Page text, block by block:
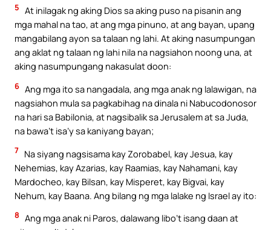
5 At inilagak ng aking Dios sa aking puso na pisanin ang
mga mahal na tao, at ang mga pinuno, at ang bayan, upang
mangabilang ayon sa talaan ng lahi. At aking nasumpungan
ang aklat ng talaan ng lahi nila na nagsiahon noong una, at
aking nasumpungang nakasulat doon:
6 Ang mga ito sa nangadala, ang mga anak ng lalawigan, na
nagsiahon mula sa pagkabihag na dinala ni Nabucodonosor
na hari sa Babilonia, at nagsibalik sa Jerusalem at sa Juda,
na bawa’t isa’y sa kaniyang bayan;
7 Na siyang nagsisama kay Zorobabel, kay Jesua, kay
Nehemias, kay Azarias, kay Raamias, kay Nahamani, kay
Mardocheo, kay Bilsan, kay Misperet, kay Bigvai, kay
Nehum, kay Baana. Ang bilang ng mga lalake ng Israel ay ito:
8 Ang mga anak ni Paros, dalawang libo’t isang daan at